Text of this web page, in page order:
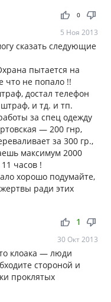
thumb_up thumb_down
0
5 Ноя 2013
сказать следующие
пытается на
что не попало !!
достал телефон
и тд. и тп.
за спец одежду
— 200 гнр,
за 300 гр.,
максимум 2000
часов !
хорошо подумайте,
ради этих
thumb_up thumb_down
1
30 Окт 2013
клоака — люди
стороной и
проклятых